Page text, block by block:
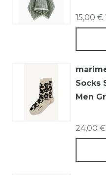
15,00 €
Socks
Men
24,00